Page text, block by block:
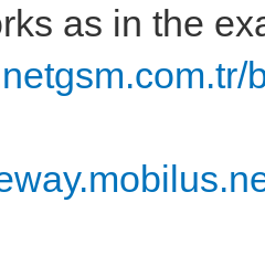
as in the